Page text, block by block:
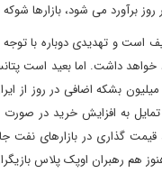
برآورد می شود، بازارها
است و تهدیدی دوباره با توجه
داشت. اما بعید است
قطع گفت که 1 میلیون بشکه اضافی
تمایل به افزایش خرید در
قیمت گذاری در بازارهای نفت
هم رهبران اوپک پلاس